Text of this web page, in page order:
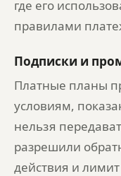
где его
правилами
Подписки и
Платные планы
условиям,
нельзя
разрешили
действия и